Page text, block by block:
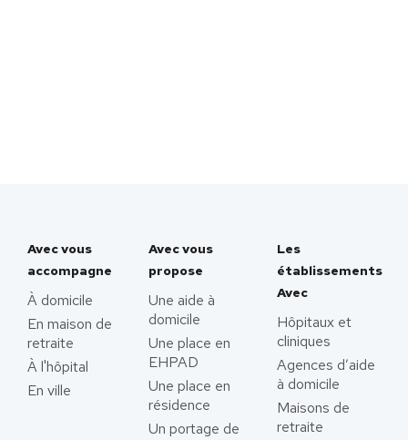
Avec vous
accompagne
À domicile
En maison de
retraite
À l'hôpital
En ville
Avec vous
propose
Une aide à
domicile
Une place en
EHPAD
Une place en
résidence
Un portage de
Les
établissements
Avec
Hôpitaux et
cliniques
Agences d’aide
à domicile
Maisons de
retraite